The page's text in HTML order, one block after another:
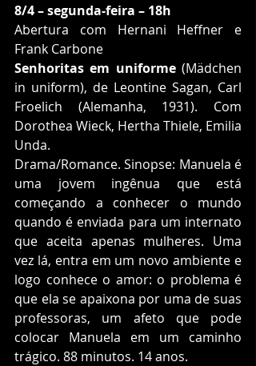
8/4 – segunda-feira – 18h
Abertura com Hernani Heffner e
Frank Carbone
Senhoritas em uniforme (Mädchen
in uniform), de Leontine Sagan, Carl
Froelich (Alemanha, 1931). Com
Dorothea Wieck, Hertha Thiele, Emilia
Unda.
Drama/Romance. Sinopse: Manuela é
uma jovem ingênua que está
começando a conhecer o mundo
quando é enviada para um internato
que aceita apenas mulheres. Uma
vez lá, entra em um novo ambiente e
logo conhece o amor: o problema é
que ela se apaixona por uma de suas
professoras, um afeto que pode
colocar Manuela em um caminho
trágico. 88 minutos. 14 anos.